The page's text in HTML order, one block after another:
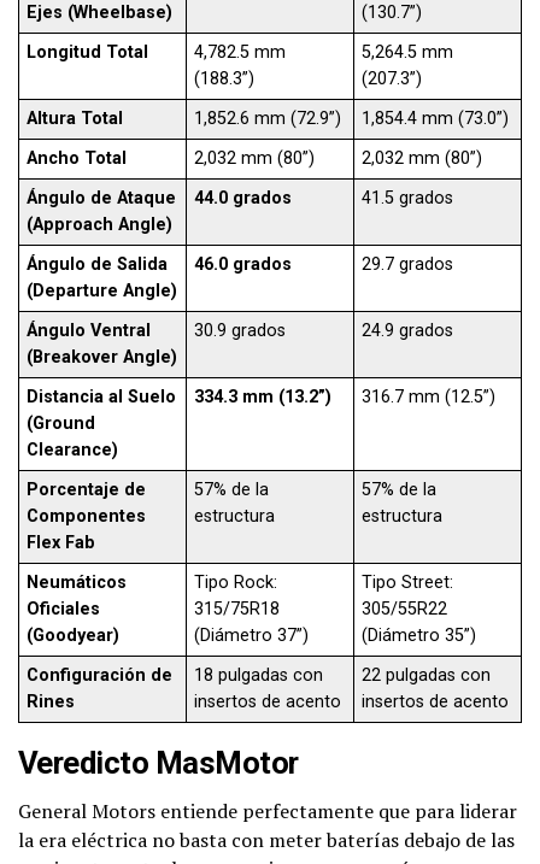
Ejes (Wheelbase)
(130.7”)
Longitud Total
4,782.5 mm
(188.3”)
5,264.5 mm
(207.3”)
Altura Total
1,852.6 mm (72.9”)
1,854.4 mm (73.0”)
Ancho Total
2,032 mm (80”)
2,032 mm (80”)
Ángulo de Ataque
(Approach Angle)
44.0 grados 41.5 grados
Ángulo de Salida
(Departure Angle)
46.0 grados 29.7 grados
Ángulo Ventral
(Breakover Angle)
30.9 grados 24.9 grados
Distancia al Suelo
(Ground
Clearance)
334.3 mm (13.2”) 316.7 mm (12.5”)
Porcentaje de
Componentes
Flex Fab
57% de la
estructura
57% de la
estructura
Neumáticos
Oficiales
(Goodyear)
Tipo Rock:
315/75R18
(Diámetro 37”)
Tipo Street:
305/55R22
(Diámetro 35”)
Configuración de
Rines
18 pulgadas con
insertos de acento
22 pulgadas con
insertos de acento
Veredicto MasMotor
General Motors entiende perfectamente que para liderar
la era eléctrica no basta con meter baterías debajo de las